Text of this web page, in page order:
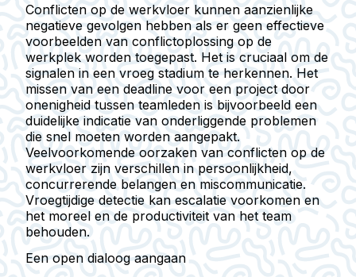
Conflicten op de werkvloer kunnen aanzienlijke
negatieve gevolgen hebben als er geen effectieve
voorbeelden van conflictoplossing op de
werkplek worden toegepast. Het is cruciaal om de
signalen in een vroeg stadium te herkennen. Het
missen van een deadline voor een project door
onenigheid tussen teamleden is bijvoorbeeld een
duidelijke indicatie van onderliggende problemen
die snel moeten worden aangepakt.
Veelvoorkomende oorzaken van conflicten op de
werkvloer zijn verschillen in persoonlijkheid,
concurrerende belangen en miscommunicatie.
Vroegtijdige detectie kan escalatie voorkomen en
het moreel en de productiviteit van het team
behouden.
Een open dialoog aangaan